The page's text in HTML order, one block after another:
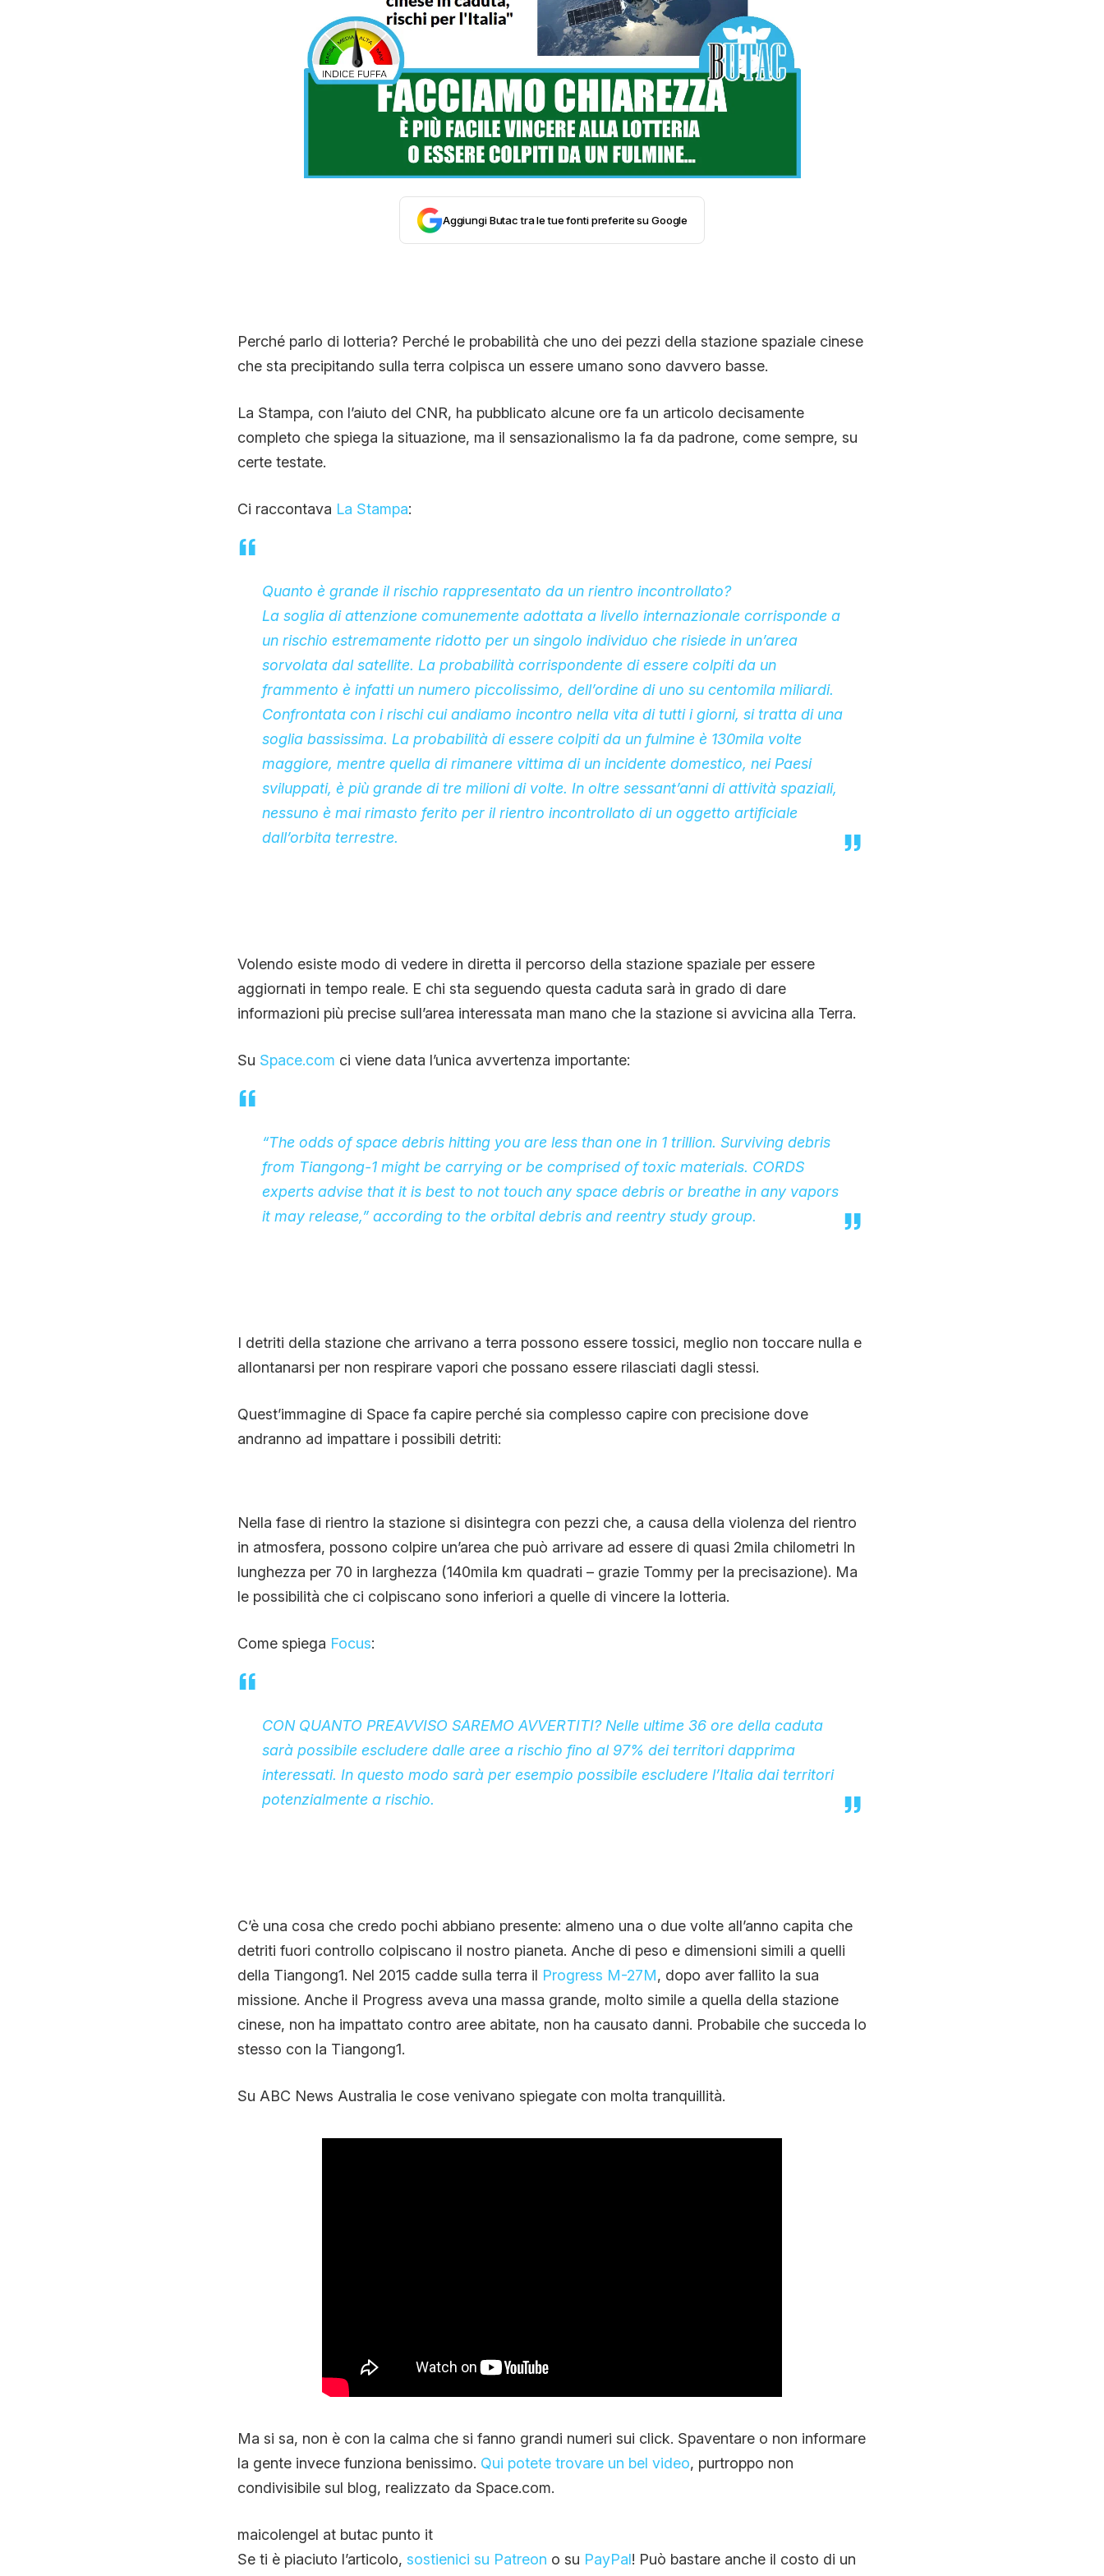
STORIA E CITAZIONI
INTRATTENIMENTO
COMPLOTTI, LEGGENDE URBANE ED EVERGREEN
EDITORIALI
CLIMA ED ENERGIA
Aggiungi Butac tra le tue fonti preferite su Google
Perché parlo di lotteria? Perché le probabilità che uno dei pezzi della stazione spaziale cinese
che sta precipitando sulla terra colpisca un essere umano sono davvero basse.
La Stampa, con l’aiuto del CNR, ha pubblicato alcune ore fa un articolo decisamente
completo che spiega la situazione, ma il sensazionalismo la fa da padrone, come sempre, su
certe testate.
Ci raccontava La Stampa:
Quanto è grande il rischio rappresentato da un rientro incontrollato?
La soglia di attenzione comunemente adottata a livello internazionale corrisponde a
un rischio estremamente ridotto per un singolo individuo che risiede in un’area
sorvolata dal satellite. La probabilità corrispondente di essere colpiti da un
frammento è infatti un numero piccolissimo, dell’ordine di uno su centomila miliardi.
Confrontata con i rischi cui andiamo incontro nella vita di tutti i giorni, si tratta di una
soglia bassissima. La probabilità di essere colpiti da un fulmine è 130mila volte
maggiore, mentre quella di rimanere vittima di un incidente domestico, nei Paesi
sviluppati, è più grande di tre milioni di volte. In oltre sessant’anni di attività spaziali,
nessuno è mai rimasto ferito per il rientro incontrollato di un oggetto artificiale
dall’orbita terrestre.
Volendo esiste modo di vedere in diretta il percorso della stazione spaziale per essere
aggiornati in tempo reale. E chi sta seguendo questa caduta sarà in grado di dare
informazioni più precise sull’area interessata man mano che la stazione si avvicina alla Terra.
Su Space.com ci viene data l’unica avvertenza importante:
“The odds of space debris hitting you are less than one in 1 trillion. Surviving debris
from Tiangong-1 might be carrying or be comprised of toxic materials. CORDS
experts advise that it is best to not touch any space debris or breathe in any vapors
it may release,” according to the orbital debris and reentry study group.
I detriti della stazione che arrivano a terra possono essere tossici, meglio non toccare nulla e
allontanarsi per non respirare vapori che possano essere rilasciati dagli stessi.
Quest’immagine di Space fa capire perché sia complesso capire con precisione dove
andranno ad impattare i possibili detriti:
Nella fase di rientro la stazione si disintegra con pezzi che, a causa della violenza del rientro
in atmosfera, possono colpire un’area che può arrivare ad essere di quasi 2mila chilometri In
lunghezza per 70 in larghezza (140mila km quadrati – grazie Tommy per la precisazione). Ma
le possibilità che ci colpiscano sono inferiori a quelle di vincere la lotteria.
Come spiega Focus:
CON QUANTO PREAVVISO SAREMO AVVERTITI?Nelle ultime 36 ore della caduta
sarà possibileescludere dalle aree a rischio fino al 97% dei territori dapprima
interessati. In questo modo sarà per esempio possibile escludere l’Italia dai territori
potenzialmente a rischio.
C’è una cosa che credo pochi abbiano presente: almeno una o due volte all’anno capita che
detriti fuori controllo colpiscano il nostro pianeta. Anche di peso e dimensioni simili a quelli
della Tiangong1. Nel 2015 cadde sulla terra il Progress M-27M, dopo aver fallito la sua
missione. Anche il Progress aveva una massa grande, molto simile a quella della stazione
cinese, non ha impattato contro aree abitate, non ha causato danni. Probabile che succeda lo
stesso con la Tiangong1.
Su ABC News Australia le cose venivano spiegate con molta tranquillità.
Ma si sa, non è con la calma che si fanno grandi numeri sui click. Spaventare o non informare
la gente invece funziona benissimo. Qui potete trovare un bel video, purtroppo non
condivisibile sul blog, realizzato da Space.com.
maicolengel at butac punto it
Se ti è piaciuto l’articolo, sostienici su Patreon o su PayPal! Può bastare anche il costo di un